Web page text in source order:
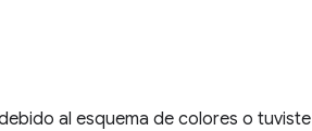
al esquema de colores o tuviste